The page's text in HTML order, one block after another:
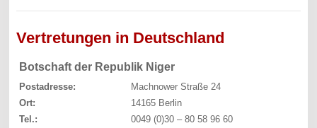
Vertretungen in Deutschland
Botschaft der Republik Niger
Postadresse:
Machnower Straße 24
Ort:
14165 Berlin
Tel.:
0049 (0)30 – 80 58 96 60